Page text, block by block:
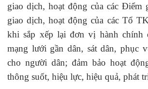
giao dịch, hoạt động của các Điểm
giao dịch, hoạt động của các Tổ
khi sắp xếp lại đơn vị hành chính
mạng lưới gần dân, sát dân, phục
cho người dân; đảm bảo hoạt
thông suốt, hiệu lực, hiệu quả, phát